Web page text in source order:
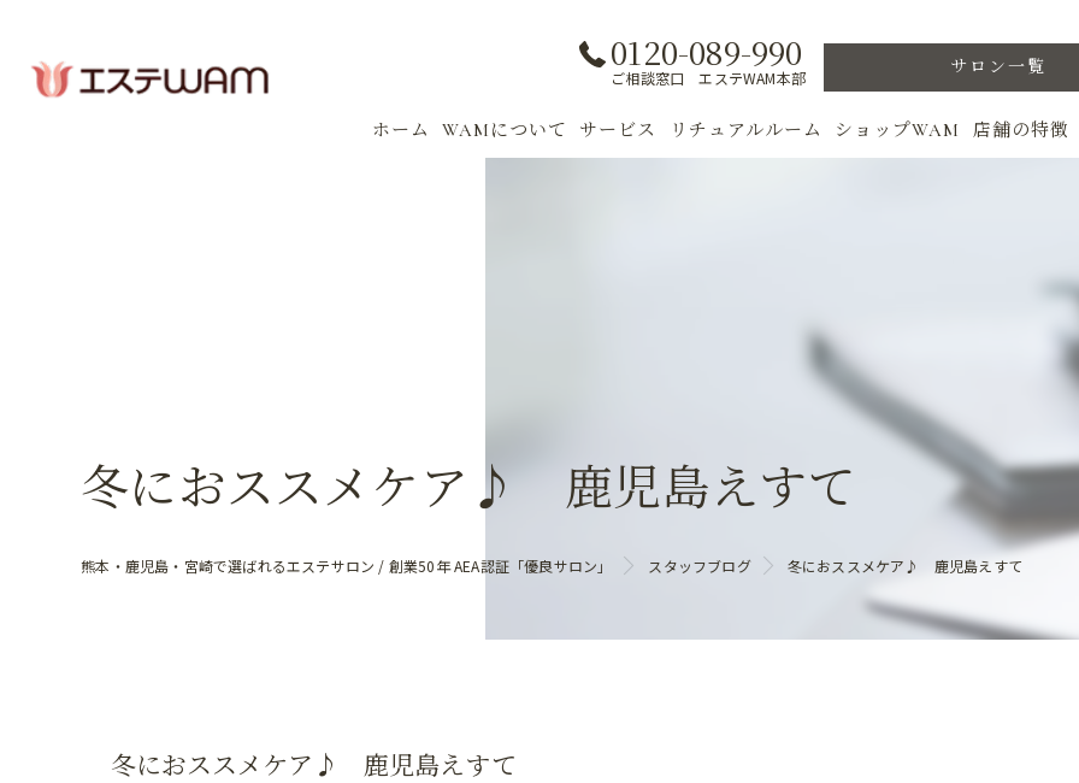
0120-089-990
ご相談窓口 エステWAM本部
サロン一覧
ホーム WAMについて サービス
女性専用フィットネス
リチュアルルーム ショップWAM 店舗の特徴
スキンケア
冬におススメケア♪ 鹿児島えすて
熊本・鹿児島・宮崎で選ばれるエステサロン / 創業50年 AEA認証「優良サロン」 スタッフブログ 冬におススメケア♪ 鹿児島えすて
冬におススメケア♪ 鹿児島えすて